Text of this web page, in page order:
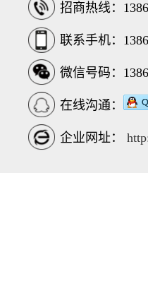
招商热线：
联系手机：
微信号码：
在线沟通：
企业网址：